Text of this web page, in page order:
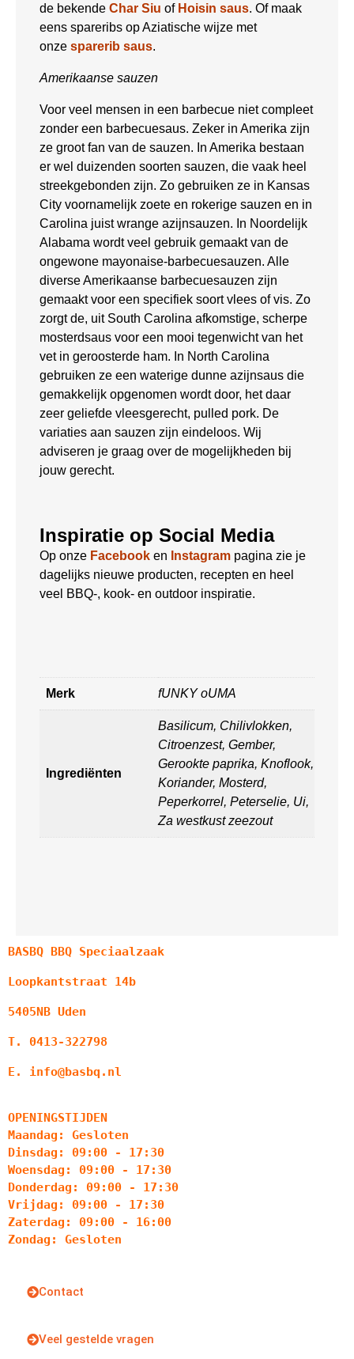
de bekende Char Siu of Hoisin saus. Of maak
eens spareribs op Aziatische wijze met
onze sparerib saus.
Amerikaanse sauzen
Voor veel mensen in een barbecue niet compleet
zonder een barbecuesaus. Zeker in Amerika zijn
ze groot fan van de sauzen. In Amerika bestaan
er wel duizenden soorten sauzen, die vaak heel
streekgebonden zijn. Zo gebruiken ze in Kansas
City voornamelijk zoete en rokerige sauzen en in
Carolina juist wrange azijnsauzen. In Noordelijk
Alabama wordt veel gebruik gemaakt van de
ongewone mayonaise-barbecuesauzen. Alle
diverse Amerikaanse barbecuesauzen zijn
gemaakt voor een specifiek soort vlees of vis. Zo
zorgt de, uit South Carolina afkomstige, scherpe
mosterdsaus voor een mooi tegenwicht van het
vet in geroosterde ham. In North Carolina
gebruiken ze een waterige dunne azijnsaus die
gemakkelijk opgenomen wordt door, het daar
zeer geliefde vleesgerecht, pulled pork. De
variaties aan sauzen zijn eindeloos. Wij
adviseren je graag over de mogelijkheden bij
jouw gerecht.
Inspiratie op Social Media
Op onze Facebook en Instagram pagina zie je
dagelijks nieuwe producten, recepten en heel
veel BBQ-, kook- en outdoor inspiratie.
Merk fUNKY oUMA
Ingrediënten
Basilicum, Chilivlokken,
Citroenzest, Gember,
Gerookte paprika, Knoflook,
Koriander, Mosterd,
Peperkorrel, Peterselie, Ui,
Za westkust zeezout
BASBQ BBQ Speciaalzaak
Loopkantstraat 14b
5405NB Uden
T. 0413-322798
E. info@basbq.nl
OPENINGSTIJDEN
Maandag: Gesloten
Dinsdag: 09:00 - 17:30
Woensdag: 09:00 - 17:30
Donderdag: 09:00 - 17:30
Vrijdag: 09:00 - 17:30
Zaterdag: 09:00 - 16:00
Zondag: Gesloten
Contact
Veel gestelde vragen